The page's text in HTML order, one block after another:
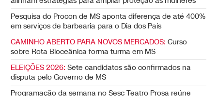
Pesquisa do Procon de MS aponta diferença de até 400%
em serviços de barbearia para o Dia dos Pais
CAMINHO ABERTO PARA NOVOS MERCADOS: Curso
sobre Rota Bioceânica forma turma em MS
ELEIÇÕES 2026: Sete candidatos são confirmados na
disputa pelo Governo de MS
Programação da semana no Sesc Teatro Prosa reúne